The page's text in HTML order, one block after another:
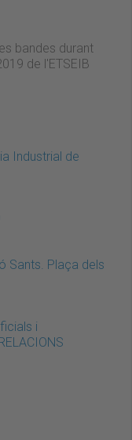
bandes durant
de l'ETSEIB
Industrial de
Sants. Plaça dels
i